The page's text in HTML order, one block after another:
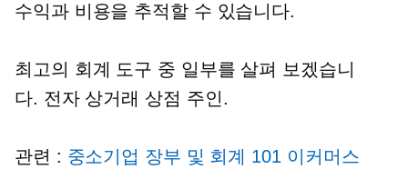
수익과 비용을 추적할 수 있습니다.
최고의 회계 도구 중 일부를 살펴 보겠습니
다. 전자 상거래 상점 주인.
관련 : 중소기업 장부 및 회계 101 이커머스